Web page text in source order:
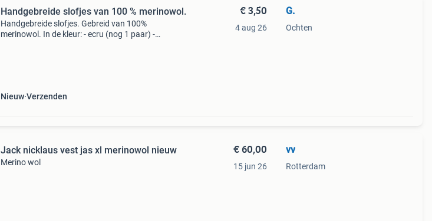
Handgebreide slofjes van 100 % merinowol.
Handgebreide slofjes. Gebreid van 100%
merinowol. In de kleur: - ecru (nog 1 paar) -
Nieuw Verzenden
€ 3,50
4 aug 26
G.
Ochten
Jack nicklaus vest jas xl merinowol nieuw
Merino wol
€ 60,00
15 jun 26
vv
Rotterdam